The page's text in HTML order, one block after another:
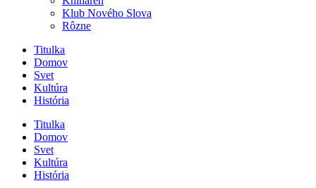
Klub Nového Slova
Rôzne
Titulka
Domov
Svet
Kultúra
História
Titulka
Domov
Svet
Kultúra
História